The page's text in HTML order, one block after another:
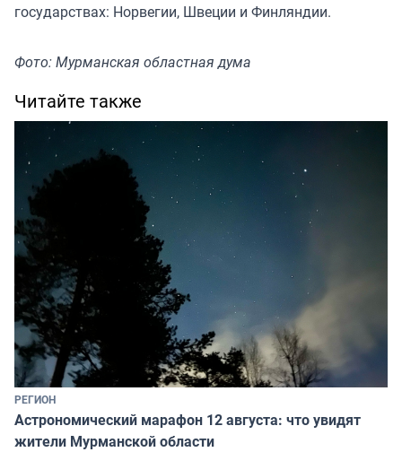
государствах: Норвегии, Швеции и Финляндии.
Фото: Мурманская областная дума
Читайте также
РЕГИОН
Астрономический марафон 12 августа: что увидят
жители Мурманской области